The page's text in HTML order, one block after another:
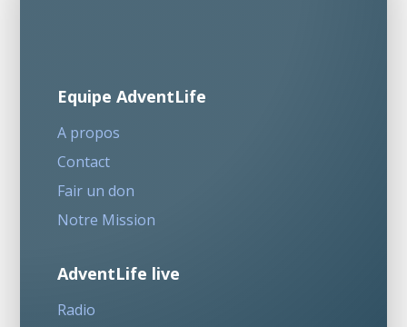
Equipe AdventLife
A propos
Contact
Fair un don
Notre Mission
AdventLife live
Radio